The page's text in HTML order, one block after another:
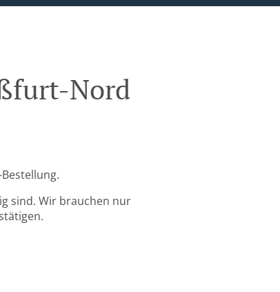
Nord
sind. Wir brauchen nur